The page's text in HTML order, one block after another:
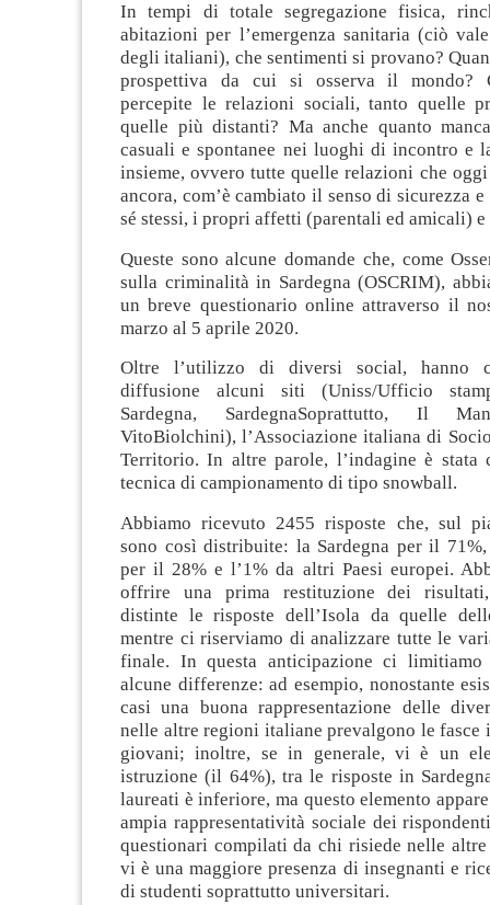
In tempi di totale segregazione fisica,
abitazioni per l’emergenza sanitaria (ciò
degli italiani), che sentimenti si provano?
prospettiva da cui si osserva il mondo?
percepite le relazioni sociali, tanto quelle
quelle più distanti? Ma anche quanto
casuali e spontanee nei luoghi di incontro e
insieme, ovvero tutte quelle relazioni che oggi
ancora, com’è cambiato il senso di sicurezza
sé stessi, i propri affetti (parentali ed amicali)
Queste sono alcune domande che, come
sulla criminalità in Sardegna (OSCRIM),
un breve questionario online attraverso il
marzo al 5 aprile 2020.
Oltre l’utilizzo di diversi social, hanno
diffusione alcuni siti (Uniss/Ufficio
Sardegna, SardegnaSoprattutto, Il
VitoBiolchini), l’Associazione italiana di
Territorio. In altre parole, l’indagine è stata
tecnica di campionamento di tipo snowball.
Abbiamo ricevuto 2455 risposte che, sul
sono così distribuite: la Sardegna per il
per il 28% e l’1% da altri Paesi europei.
offrire una prima restituzione dei
distinte le risposte dell’Isola da quelle
mentre ci riserviamo di analizzare tutte le
finale. In questa anticipazione ci limitiamo
alcune differenze: ad esempio, nonostante
casi una buona rappresentazione delle
nelle altre regioni italiane prevalgono le fasce
giovani; inoltre, se in generale, vi è un
istruzione (il 64%), tra le risposte in
laureati è inferiore, ma questo elemento
ampia rappresentatività sociale dei
questionari compilati da chi risiede nelle
vi è una maggiore presenza di insegnanti e
di studenti soprattutto universitari.